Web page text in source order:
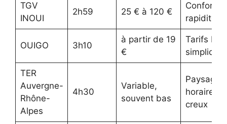
TGV
INOUI
2h59 25 € à 120 €
Confort,
rapidité,
OUIGO 3h10
à partir de 19
€
Tarifs
simplicité
TER
Auvergne-
Rhône-
Alpes
4h30
Variable,
souvent bas
Paysages,
horaires
creux